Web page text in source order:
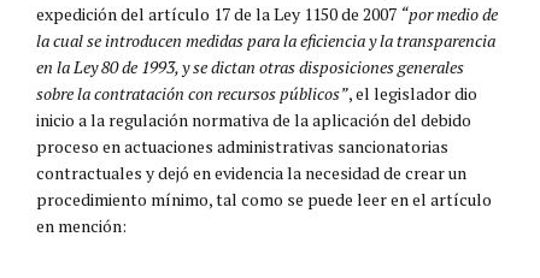
expedición del artículo 17 de la Ley 1150 de 2007 “por medio de
la cual se introducen medidas para la eficiencia y la transparencia
en la Ley 80 de 1993, y se dictan otras disposiciones generales
sobre la contratación con recursos públicos”, el legislador dio
inicio a la regulación normativa de la aplicación del debido
proceso en actuaciones administrativas sancionatorias
contractuales y dejó en evidencia la necesidad de crear un
procedimiento mínimo, tal como se puede leer en el artículo
en mención: